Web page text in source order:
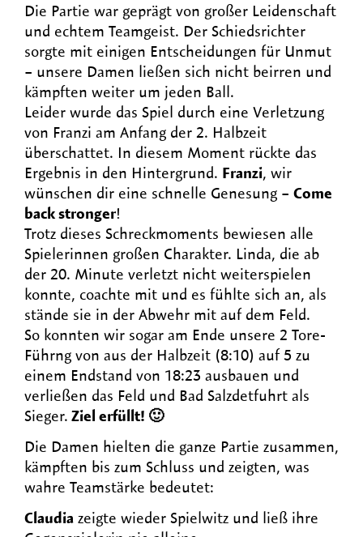
Die Partie war geprägt von großer Leidenschaft
und echtem Teamgeist. Der Schiedsrichter
sorgte mit einigen Entscheidungen für Unmut
– unsere Damen ließen sich nicht beirren und
kämpften weiter um jeden Ball.
Leider wurde das Spiel durch eine Verletzung
von Franzi am Anfang der 2. Halbzeit
überschattet. In diesem Moment rückte das
Ergebnis in den Hintergrund. Franzi, wir
wünschen dir eine schnelle Genesung – Come
back stronger!
Trotz dieses Schreckmoments bewiesen alle
Spielerinnen großen Charakter. Linda, die ab
der 20. Minute verletzt nicht weiterspielen
konnte, coachte mit und es fühlte sich an, als
stände sie in der Abwehr mit auf dem Feld.
So konnten wir sogar am Ende unsere 2 Tore-
Führng von aus der Halbzeit (8:10) auf 5 zu
einem Endstand von 18:23 ausbauen und
verließen das Feld und Bad Salzdetfuhrt als
Sieger. Ziel erfüllt! 🙂
Die Damen hielten die ganze Partie zusammen,
kämpften bis zum Schluss und zeigten, was
wahre Teamstärke bedeutet:
Claudia zeigte wieder Spielwitz und ließ ihre